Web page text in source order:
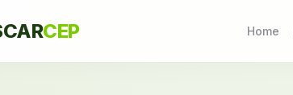
CEP Home